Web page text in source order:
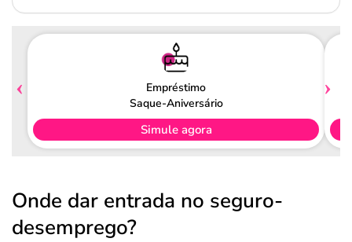
Empréstimo
Saque-Aniversário
Simule agora
Onde dar entrada no seguro-
desemprego?